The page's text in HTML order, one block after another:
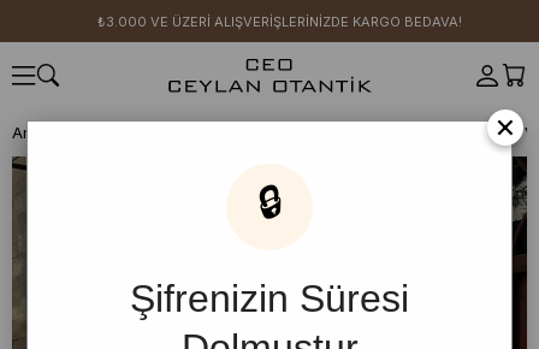
₺3.000 VE ÜZERİ ALIŞVERİŞLERİNİZDE KARGO BEDAVA!
Anasayfa ×
🔒
Şifrenizin Süresi